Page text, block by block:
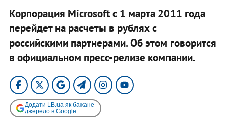
Корпорация Microsoft с 1 марта 2011 года
перейдет на расчеты в рублях с
российскими партнерами. Об этом говорится
в официальном пресс-релизе компании.​
Додати LB.ua як бажане
джерело в Google